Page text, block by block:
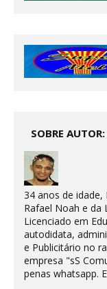
SOBRE
34 anos de idade,
Rafael Noah e da
Licenciado em
autodidata,
e Publicitário no
empresa "sS
penas whatsapp.